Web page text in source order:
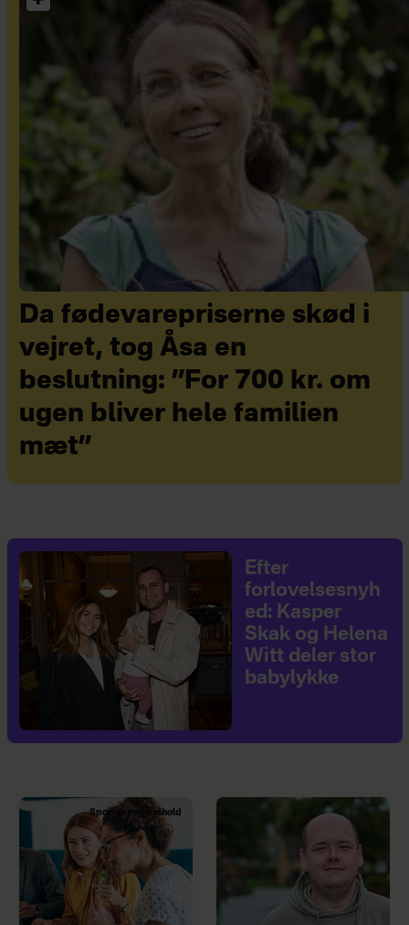
Da fødevarepriserne skød i
vejret, tog Åsa en
beslutning: ”For 700 kr. om
ugen bliver hele familien
mæt”
Efter
forlovelsesnyh
ed: Kasper
Skak og Helena
Witt deler stor
babylykke
Sponsoreret indhold